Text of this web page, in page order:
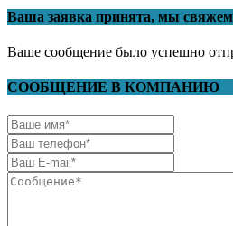
Ваша заявка принята, мы
Ваше сообщение было успешно
СООБЩЕНИЕ В КОМПАНИЮ